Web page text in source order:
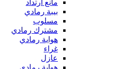
مانع ارتداد
بيبة رمادي
مسلوب
مشترك رمادي
هواية رمادي
غراء
عازل
هواية رمادي